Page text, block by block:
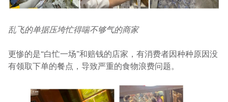
乱飞的单据压垮忙得喘不够气的商家
更惨的是“白忙一场”和赔钱的店家，有消费者因种种原因没
有领取下单的餐点，导致严重的食物浪费问题。